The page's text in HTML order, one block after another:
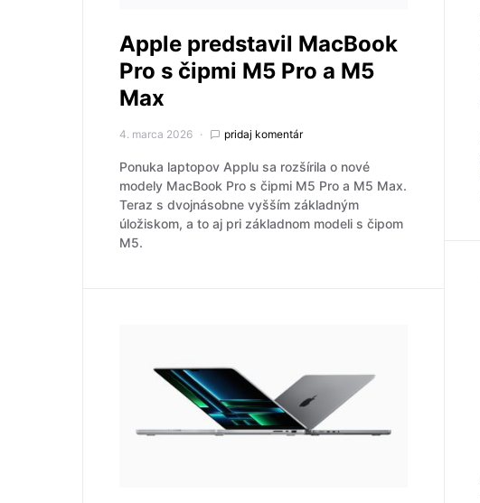
Apple predstavil MacBook
Pro s čipmi M5 Pro a M5
Max
4. marca 2026 pridaj komentár
Ponuka laptopov Applu sa rozšírila o nové
modely MacBook Pro s čipmi M5 Pro a M5 Max.
Teraz s dvojnásobne vyšším základným
úložiskom, a to aj pri základnom modeli s čipom
M5.